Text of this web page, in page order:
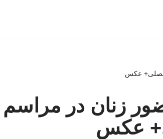
مصلی+ عکس
زنان در مراسم
عکس